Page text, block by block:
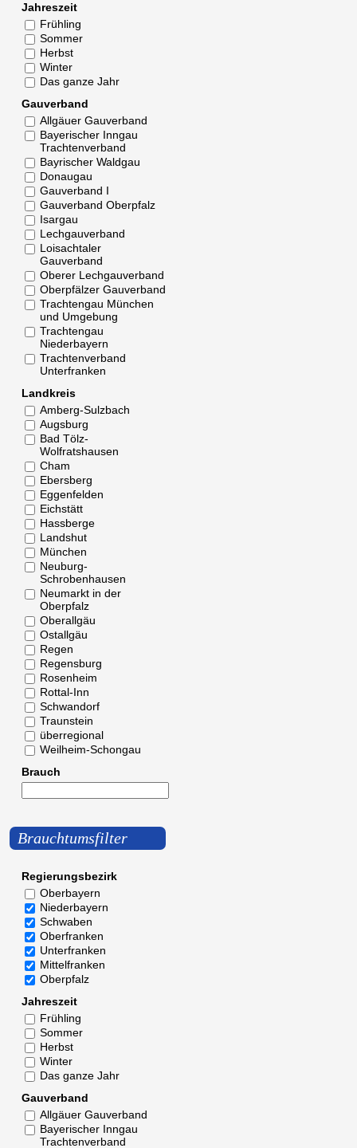
Jahreszeit
Frühling
Sommer
Herbst
Winter
Das ganze Jahr
Gauverband
Allgäuer Gauverband
Bayerischer Inngau
Trachtenverband
Bayrischer Waldgau
Donaugau
Gauverband I
Gauverband Oberpfalz
Isargau
Lechgauverband
Loisachtaler
Gauverband
Oberer Lechgauverband
Oberpfälzer Gauverband
Trachtengau München
und Umgebung
Trachtengau
Niederbayern
Trachtenverband
Unterfranken
Landkreis
Amberg-Sulzbach
Augsburg
Bad Tölz-
Wolfratshausen
Cham
Ebersberg
Eggenfelden
Eichstätt
Hassberge
Landshut
München
Neuburg-
Schrobenhausen
Neumarkt in der
Oberpfalz
Oberallgäu
Ostallgäu
Regen
Regensburg
Rosenheim
Rottal-Inn
Schwandorf
Traunstein
überregional
Weilheim-Schongau
Brauch
Brauchtumsfilter
Regierungsbezirk
Oberbayern
Niederbayern
Schwaben
Oberfranken
Unterfranken
Mittelfranken
Oberpfalz
Jahreszeit
Frühling
Sommer
Herbst
Winter
Das ganze Jahr
Gauverband
Allgäuer Gauverband
Bayerischer Inngau
Trachtenverband